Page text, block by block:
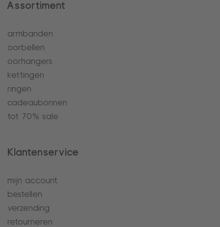
Assortiment
armbanden
oorbellen
oorhangers
kettingen
ringen
cadeaubonnen
tot 70% sale
Klantenservice
mijn account
bestellen
verzending
retourneren